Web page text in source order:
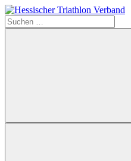
Zum
Inhalt
springen
Hessischer
Suchen
nach:
Suchen